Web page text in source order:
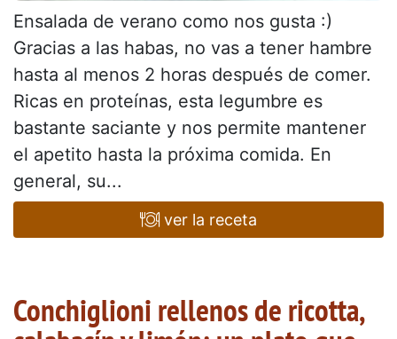
Ensalada de verano como nos gusta :)
Gracias a las habas, no vas a tener hambre
hasta al menos 2 horas después de comer.
Ricas en proteínas, esta legumbre es
bastante saciante y nos permite mantener
el apetito hasta la próxima comida. En
general, su...
ver la receta
Conchiglioni rellenos de ricotta,